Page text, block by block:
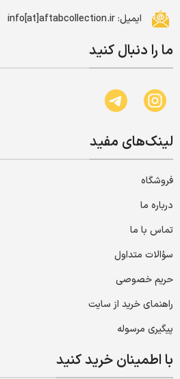
ایمیل: info[at]aftabcollection.ir
ما را دنبال کنید
لینک‌های مفید
فروشگاه
درباره ما
تماس با ما
سؤالات متداول
حریم خصوصی
راهنمای خرید از سایت
پیگیری مرسوله
با اطمینان خرید کنید